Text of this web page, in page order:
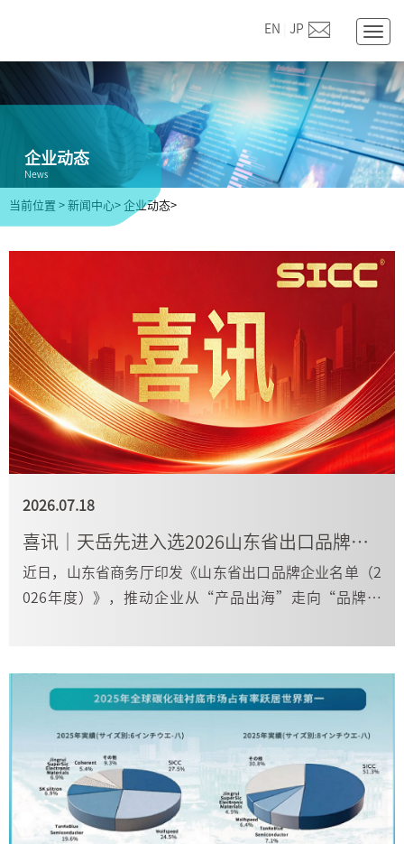
EN JP
企业动态
News
当前位置 > 新闻中心> 企业动态>
2026.07.18
喜讯｜天岳先进入选2026山东省出口品牌企业名单
近日，山东省商务厅印发《山东省出口品牌企业名单（2
026年度）》，推动企业从“产品出海”走向“品牌出